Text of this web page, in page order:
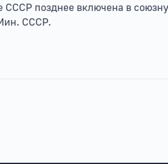
СССР позднее включена в
СССР.